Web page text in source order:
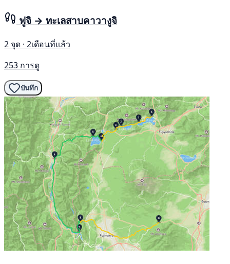
ฟูจิ → ทะเลสาบคาวางูจิ
2 จุด · 2เดือนที่แล้ว
253 การดู
บันทึก